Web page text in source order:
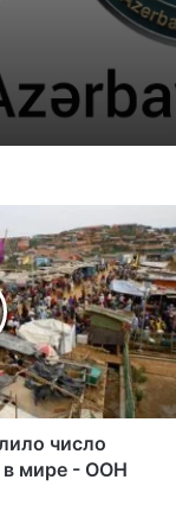
İslam
rejiminin
число
мире - ООН